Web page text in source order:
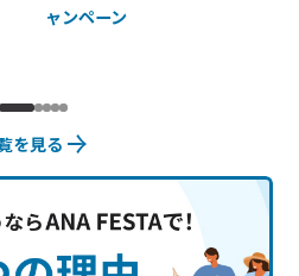
ャンペーン
を見る